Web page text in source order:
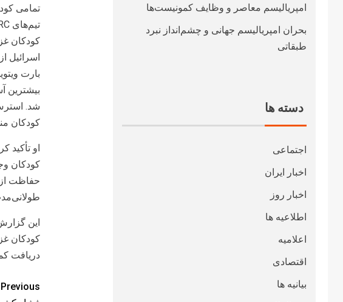
تمامی
تیم‌های IRC در غزه از افزایش شدید نرخ سوء‌تغذیه شدید و حاد در کودکان زیر پنج سال خبر می‌دهند.
کودکان
اسرائیل
بارت
بیشترین
شد.
کودکان
او تأکید
کودکان
حفاظت از
این
کودکان
دریافت
Previous
امپریالیسم معاصر و وظایف کمونیست‌ها
بحران امپریالیسم جهانی و چشم‌انداز نبرد
طبقاتی
دسته ها
اجتماعی
اخبار ایران
اخبار روز
اطلاعیه ها
اعلامیه
اقتصادی
بیانیه ها